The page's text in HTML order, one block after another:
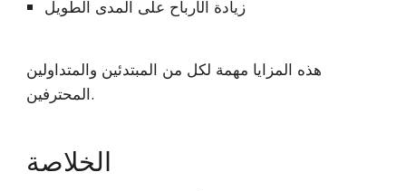
زيادة الأرباح على المدى الطويل
هذه المزايا مهمة لكل من المبتدئين والمتداولين
المحترفين.
الخلاصة